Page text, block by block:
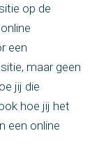
op de
een
maar geen
jij die
hoe jij het
een online